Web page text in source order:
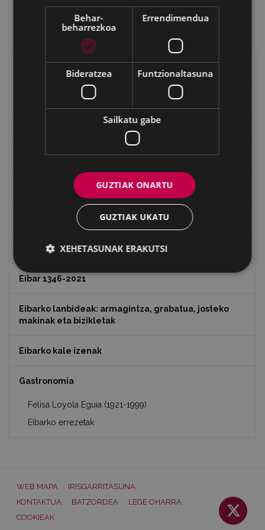
Baserriak eta auzoak
Ibilbideak
Ondarea: Lekuak eta Historia
Eibarko Eraikinak 360º
Eibarko eraikuntza eta monumentu nagusiak
Eibar 1346-2021
Eibarko lanbideak: armagintza, grabatua, josteko
makinak eta bizikletak
Eibarko kale izenak
Gastronomia
Felisa Loyola Eguia (1921-1999)
Eibarko errezetak
WEB MAPA
IRISGARRITASUNA
KONTAKTUA
BATZORDEA
LEGE OHARRA
COOKIEAK
Behar-
beharrezkoa
Errendimendua
Bideratzea Funtzionaltasuna
Sailkatu gabe
GUZTIAK ONARTU
GUZTIAK UKATU
XEHETASUNAK ERAKUTSI